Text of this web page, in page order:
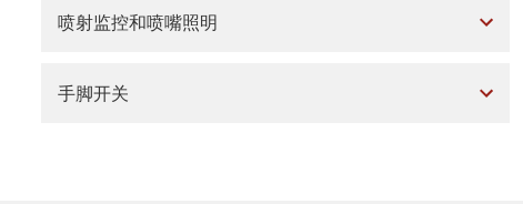
喷射监控和喷嘴照明
手脚开关